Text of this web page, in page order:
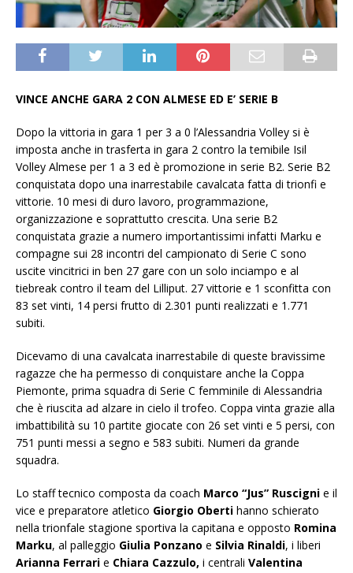
VINCE ANCHE GARA 2 CON ALMESE ED E’ SERIE B
Dopo la vittoria in gara 1 per 3 a 0 l’Alessandria Volley si è
imposta anche in trasferta in gara 2 contro la temibile Isil
Volley Almese per 1 a 3 ed è promozione in serie B2. Serie B2
conquistata dopo una inarrestabile cavalcata fatta di trionfi e
vittorie. 10 mesi di duro lavoro, programmazione,
organizzazione e soprattutto crescita. Una serie B2
conquistata grazie a numero importantissimi infatti Marku e
compagne sui 28 incontri del campionato di Serie C sono
uscite vincitrici in ben 27 gare con un solo inciampo e al
tiebreak contro il team del Lilliput. 27 vittorie e 1 sconfitta con
83 set vinti, 14 persi frutto di 2.301 punti realizzati e 1.771
subiti.
Dicevamo di una cavalcata inarrestabile di queste bravissime
ragazze che ha permesso di conquistare anche la Coppa
Piemonte, prima squadra di Serie C femminile di Alessandria
che è riuscita ad alzare in cielo il trofeo. Coppa vinta grazie alla
imbattibilità su 10 partite giocate con 26 set vinti e 5 persi, con
751 punti messi a segno e 583 subiti. Numeri da grande
squadra.
Lo staff tecnico composta da coach Marco “Jus” Ruscigni e il
vice e preparatore atletico Giorgio Oberti hanno schierato
nella trionfale stagione sportiva la capitana e opposto Romina
Marku, al palleggio Giulia Ponzano e Silvia Rinaldi, i liberi
Arianna Ferrari e Chiara Cazzulo, i centrali Valentina